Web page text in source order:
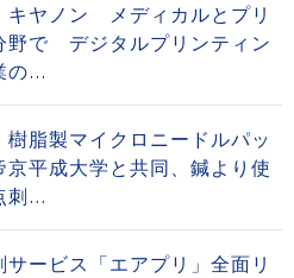
キヤノン メディカルとプリ
野で デジタルプリンティン
の...
脂製マイクロニードルパッ
平成大学と共同、鍼より使
刺...
サービス「エアプリ」全面リ